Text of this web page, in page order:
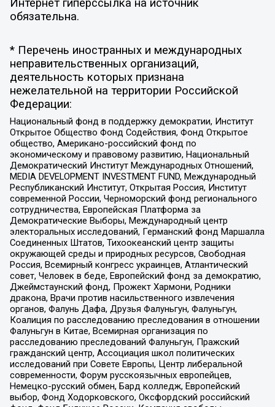
Интернет гиперссылка на источник
обязательна.
* Перечень иностранных и международных
неправительственных организаций,
деятельность которых признана
нежелательной на территории Российской
Федерации:
Национальный фонд в поддержку демократии, Институт
Открытое Общество Фонд Содействия, Фонд Открытое
общество, Американо-российский фонд по
экономическому и правовому развитию, Национальный
Демократический Институт Международных Отношений,
MEDIA DEVELOPMENT INVESTMENT FUND, Международный
Республиканский Институт, Открытая Россия, Институт
современной России, Черноморский фонд регионального
сотрудничества, Европейская Платформа за
Демократические Выборы, Международный центр
электоральных исследований, Германский фонд Маршалла
Соединенных Штатов, Тихоокеанский центр защиты
окружающей среды и природных ресурсов, Свободная
Россия, Всемирный конгресс украинцев, Атлантический
совет, Человек в беде, Европейский фонд за демократию,
Джеймстаунский фонд, Прожект Хармони, Родники
дракона, Врачи против насильственного извлечения
органов, Фалунь Дафа, Друзья Фалуньгун, Фалуньгун,
Коалиция по расследованию преследования в отношении
Фалуньгун в Китае, Всемирная организация по
расследованию преследований Фалуньгун, Пражский
гражданский центр, Ассоциация школ политических
исследований при Совете Европы, Центр либеральной
современности, Форум русскоязычных европейцев,
Немецко-русский обмен, Бард колледж, Европейский
выбор, Фонд Ходорковского, Оксфордский российский